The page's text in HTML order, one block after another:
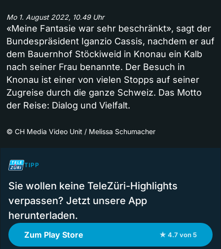
Mo 1. August 2022, 10.49 Uhr
«Meine Fantasie war sehr beschränkt», sagt der
Bundespräsident Iganzio Cassis, nachdem er auf
dem Bauernhof Stöckiweid in Knonau ein Kalb
nach seiner Frau benannte. Der Besuch in
Knonau ist einer von vielen Stopps auf seiner
Zugreise durch die ganze Schweiz. Das Motto
der Reise: Dialog und Vielfalt.
© CH Media Video Unit / Melissa Schumacher
TIPP
Sie wollen keine TeleZüri-Highlights
verpassen? Jetzt unsere App
herunterladen.
Zum Play Store ★ 4.7 von 5